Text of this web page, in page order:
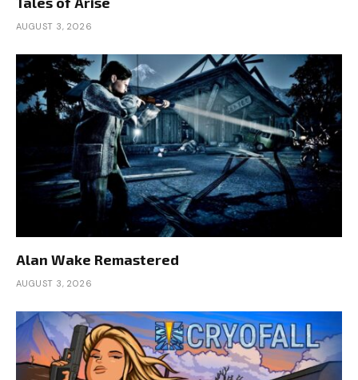
AUGUST 3, 2026
Alan Wake Remastered
AUGUST 3, 2026